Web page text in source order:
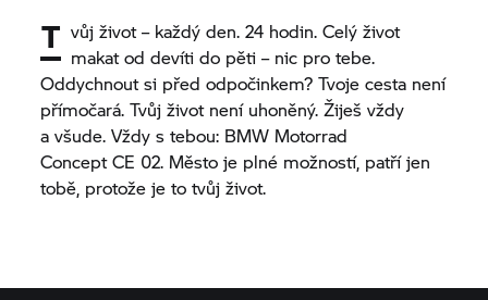
T vůj život – každý den. 24 hodin. Celý život
makat od devíti do pěti – nic pro tebe.
Oddychnout si před odpočinkem? Tvoje cesta není
přímočará. Tvůj život není uhoněný. Žiješ vždy
a všude. Vždy s tebou: BMW Motorrad
Concept CE 02. Město je plné možností, patří jen
tobě, protože je to tvůj život.